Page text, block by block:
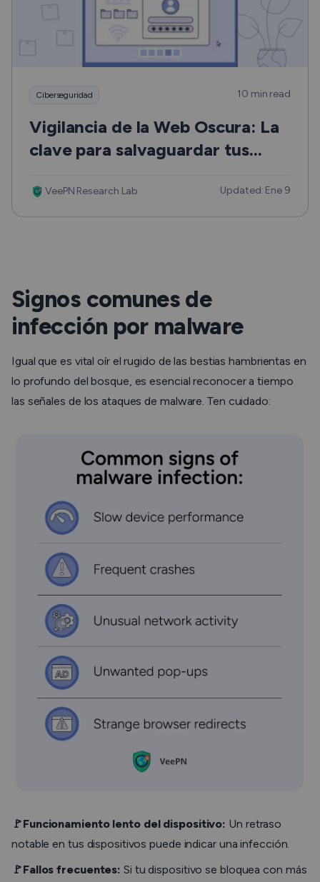
Ciberseguridad 10 min read
Vigilancia de la Web Oscura: La
clave para salvaguardar tus
VeePN Research Lab Updated: Ene 9
Signos comunes de
infección por malware
Igual que es vital oír el rugido de las bestias hambrientas en
lo profundo del bosque, es esencial reconocer a tiempo
las señales de los ataques de malware. Ten cuidado:
🚩Funcionamiento lento del dispositivo: Un retraso
notable en tus dispositivos puede indicar una infección.
🚩Fallos frecuentes: Si tu dispositivo se bloquea con más